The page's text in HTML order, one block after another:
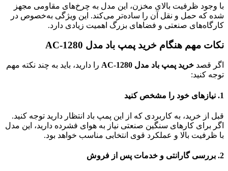
با وجود ظرفیت بالای مخزن، این مدل به چرخ‌های مقاومی مجهز
شده که حمل و نقل آن را ساده‌تر می‌کند. این ویژگی به‌خصوص در
کارگاه‌های صنعتی و فضاهای بزرگ اهمیت زیادی دارد.
نکات مهم هنگام خرید پمپ باد مدل AC-1280
اگر قصد خرید پمپ باد مدل AC-1280
را دارید، باید به چند نکته مهم
توجه کنید:
1. نیازهای خود را مشخص کنید
قبل از خرید، به کاربردی که از این پمپ باد انتظار دارید توجه کنید.
اگر برای کارهای سنگین صنعتی نیاز به هوای فشرده دارید، این مدل
با ظرفیت بالا و عملکرد قوی انتخابی مناسب خواهد بود.
2. بررسی گارانتی و خدمات پس از فروش